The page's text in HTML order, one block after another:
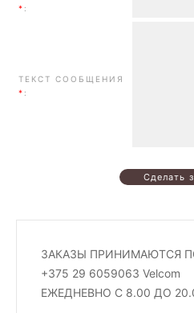
* :
ТЕКСТ СООБЩЕНИЯ
* :
ЗАКАЗЫ ПРИНИМАЮТСЯ
+375 29 6059063 Velcom
ЕЖЕДНЕВНО С 8.00 ДО